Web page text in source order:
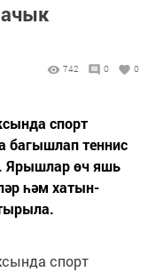
ачык
742 0 0
спорт
багышлап теннис
Ярышлар өч яшь
һәм хатын-
спорт